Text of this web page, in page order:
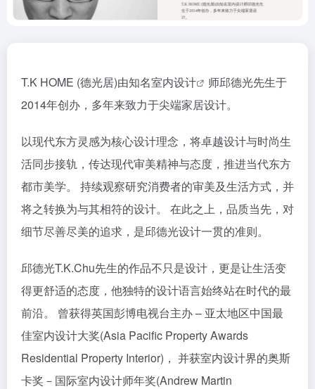
T.K HOME (德光居)由知名室内设计
师邱德光先生于
2014年创办，多年来致力于尖端家居设计。
以现代东方灵感为核心设计理念，将卓越设计与时尚生
活同步接轨，传达现代审美精神与态度，推进当代东方
都市美学。 持续观察研究消费者的审美及生活方式，并
将之转换为与其相符的设计。 在此之上，品质当先，对
细节尽善尽美的追求，是邱德光设计一贯的准则。
邱德光T.K.Chu先生的作品不只是设计，更是让生活变
得更舒适的态度，他独特的设计语言始终站在时代的最
前沿。 曾获得英国彭博电视台主办 – 亚太地区中国最
佳室内设计大奖(Asia Pacific Property Awards
Residential Property Interior)， 并获室内设计界的奥斯
卡奖－国际室内设计师年奖(Andrew Martin